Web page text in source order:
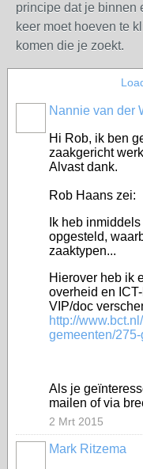
principe dat je binnen
keer moet hoeven te
komen die je zoekt.
Nannie van der
Hi Rob, ik ben
zaakgericht
Alvast dank.
Rob Haans zei:
Ik heb
opgesteld,
zaaktypen...
Hierover heb ik
overheid en
VIP/doc
http://
gemeenten/
Als je
mailen of via
2 Mrt 2015
Mark Ritzema